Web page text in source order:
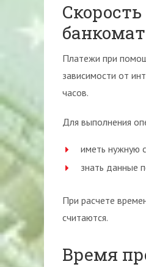
банкомат
Платежи при
зависимости от
часов.
Для выполнения
иметь нужную
знать данные
При расчете
считаются.
Время